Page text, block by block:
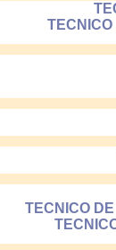
TECNICO